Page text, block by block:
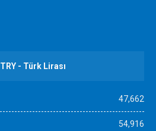
TRY - Türk Lirası
47,662
54,916